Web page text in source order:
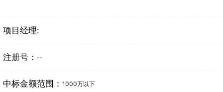
项目经理:
注册号： --
中标金额范围： 1000万以下